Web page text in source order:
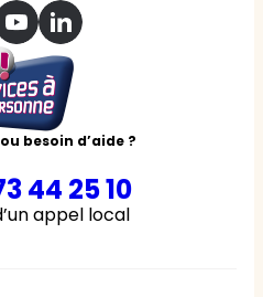
besoin d’aide ?
44 25 10
appel local